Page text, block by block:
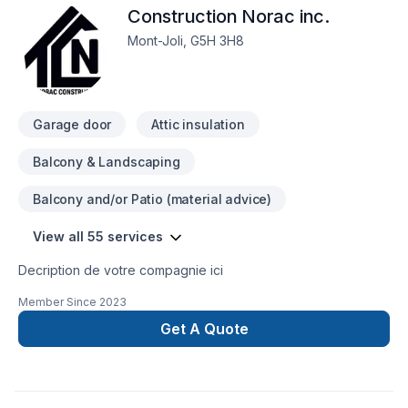
Soudeur, Sous-sol, Tapis, Teinture de plancher, Tirage de
joint, Toiture est l'occasion de démontrer notre engagement
envers la qualité et la satisfaction client à Bas St-
Laurent,Gaspésie–Îles-de-la-Madeleine. Nous croyons en
l'importance d'une approche personnalisée, adaptée à
attentes. P
Construction Norac inc.
Mont-Joli, G5H 3H8
Garage door Attic insulation
Balcony & Landscaping
Balcony and/or Patio (material advice)
View all 55 services
Decription de votre compagnie ici
Member Since 2023
Get A Quote